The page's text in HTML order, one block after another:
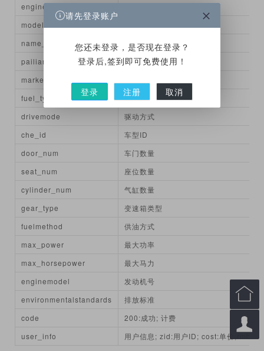
engine_no
发动机号
model_no
name_info
汽车型号
pailiang
车辆排量
market_price
fuel_type
燃油类型
drivemode
驱动方式
che_id
车型ID
door_num
车门数量
seat_num
座位数量
cylinder_num
气缸数量
gear_type
变速箱类型
fuelmethod
供油方式
max_power
最大功率
max_horsepower
最大马力
enginemodel
发动机号
environmentalstandards
排放标准
code
200:成功; 计费
user_info
用户信息; zid:用户ID; cost:单价;rmb:


请先登录账户
您还未登录，是否现在登录？
登录后,签到即可免费使用！
登录 注册 取消